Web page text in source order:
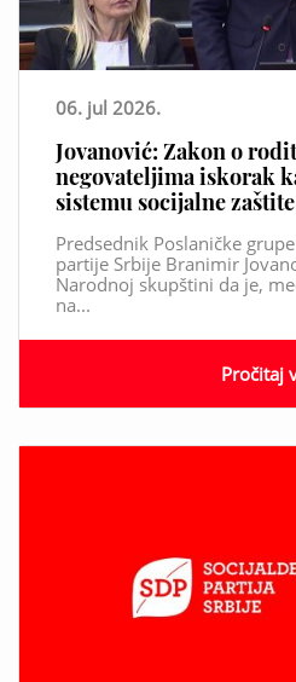
06. jul 2026.
Jovanović: Zakon o
negovateljima iskorak
sistemu socijalne zaštite
Predsednik Poslaničke
partije Srbije Branimir
Narodnoj skupštini da je,
na...
Pročitaj